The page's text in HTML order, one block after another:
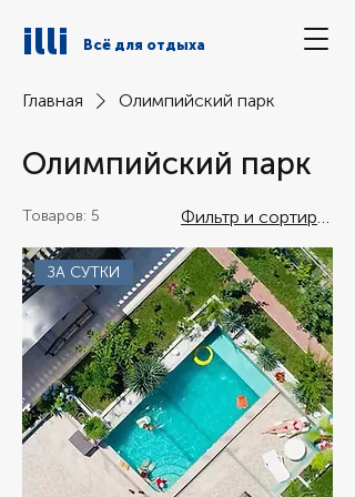
Всё для отдыха
illi
Главная Олимпийский парк
Олимпийский парк
Товаров: 5 Фильтр и сортировка
ЗА СУТКИ